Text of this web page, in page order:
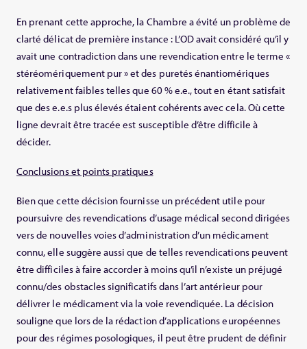
En prenant cette approche, la Chambre a évité un problème de
clarté délicat de première instance : L’OD avait considéré qu’il y
avait une contradiction dans une revendication entre le terme «
stéréomériquement pur » et des puretés énantiomériques
relativement faibles telles que 60 % e.e., tout en étant satisfait
que des e.e.s plus élevés étaient cohérents avec cela. Où cette
ligne devrait être tracée est susceptible d’être difficile à
décider.
Conclusions et points pratiques
Bien que cette décision fournisse un précédent utile pour
poursuivre des revendications d’usage médical second dirigées
vers de nouvelles voies d’administration d’un médicament
connu, elle suggère aussi que de telles revendications peuvent
être difficiles à faire accorder à moins qu’il n’existe un préjugé
connu/des obstacles significatifs dans l’art antérieur pour
délivrer le médicament via la voie revendiquée. La décision
souligne que lors de la rédaction d’applications européennes
pour des régimes posologiques, il peut être prudent de définir